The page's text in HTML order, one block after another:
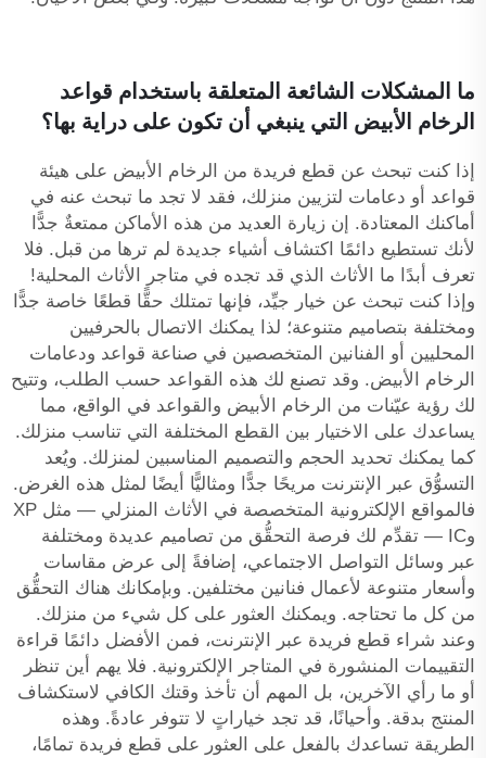
ما المشكلات الشائعة المتعلقة باستخدام قواعد
الرخام الأبيض التي ينبغي أن تكون على دراية بها؟
إذا كنت تبحث عن قطع فريدة من الرخام الأبيض على هيئة
قواعد أو دعامات لتزيين منزلك، فقد لا تجد ما تبحث عنه في
أماكنك المعتادة. إن زيارة العديد من هذه الأماكن ممتعةٌ جدًّا
لأنك تستطيع دائمًا اكتشاف أشياء جديدة لم ترها من قبل. فلا
تعرف أبدًا ما الأثاث الذي قد تجده في متاجر الأثاث المحلية!
وإذا كنت تبحث عن خيار جيِّد، فإنها تمتلك حقًّا قطعًا خاصة جدًّا
ومختلفة بتصاميم متنوعة؛ لذا يمكنك الاتصال بالحرفيين
المحليين أو الفنانين المتخصصين في صناعة قواعد ودعامات
الرخام الأبيض. وقد تصنع لك هذه القواعد حسب الطلب، وتتيح
لك رؤية عيّنات من الرخام الأبيض والقواعد في الواقع، مما
يساعدك على الاختيار بين القطع المختلفة التي تناسب منزلك.
كما يمكنك تحديد الحجم والتصميم المناسبين لمنزلك. ويُعد
التسوُّق عبر الإنترنت مريحًا جدًّا ومثاليًّا أيضًا لمثل هذه الغرض.
فالمواقع الإلكترونية المتخصصة في الأثاث المنزلي — مثل XP
وIC — تقدِّم لك فرصة التحقُّق من تصاميم عديدة ومختلفة
عبر وسائل التواصل الاجتماعي، إضافةً إلى عرض مقاسات
وأسعار متنوعة لأعمال فنانين مختلفين. وبإمكانك هناك التحقُّق
من كل ما تحتاجه. ويمكنك العثور على كل شيء من منزلك.
وعند شراء قطع فريدة عبر الإنترنت، فمن الأفضل دائمًا قراءة
التقييمات المنشورة في المتاجر الإلكترونية. فلا يهم أين تنظر
أو ما رأي الآخرين، بل المهم أن تأخذ وقتك الكافي لاستكشاف
المنتج بدقة. وأحيانًا، قد تجد خياراتٍ لا تتوفر عادةً. وهذه
الطريقة تساعدك بالفعل على العثور على قطع فريدة تمامًا،